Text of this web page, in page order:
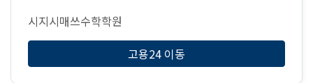
시지시매쓰수학학원
고용24 이동